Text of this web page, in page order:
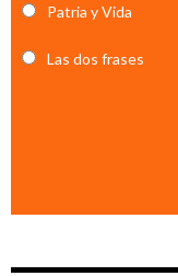
Patria y Vida
Las dos frases